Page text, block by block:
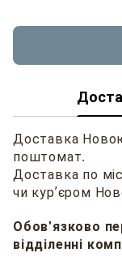
Доставка
поштомат.
Доставка по
чи курʼєром
Обов'язково
відділенні